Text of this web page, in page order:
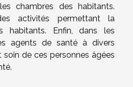
chambres des habitants.
activités permettant la
habitants. Enfin, dans les
agents de santé à divers
soin de ces personnes âgées